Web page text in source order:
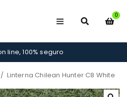
0
line, 100% seguro
/ Linterna Chilean Hunter C8 White